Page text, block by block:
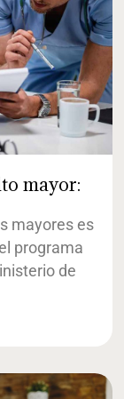
mayor:
mayores es
programa
de